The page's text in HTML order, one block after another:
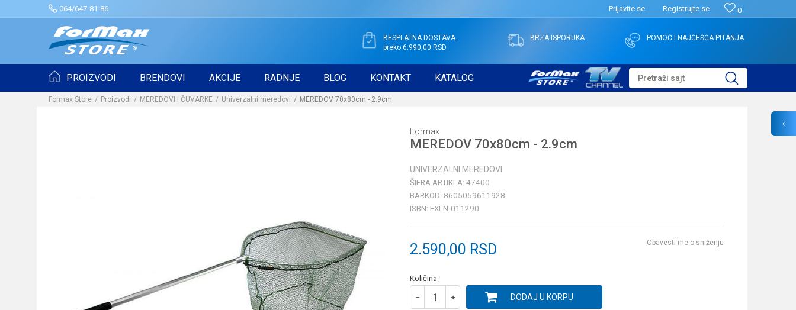
064/647-81-86 0
Prijavite se Registrujte se
BESPLATNA DOSTAVA
preko 6.990,00 RSD
BRZA ISPORUKA POMOĆ I NAJČEŠĆA PITANJA
PROIZVODI BRENDOVI AKCIJE RADNJE BLOG KONTAKT KATALOG Pretraži sajt
Formax Store Proizvodi MEREDOVI I ČUVARKE Univerzalni meredovi MEREDOV 70x80cm - 2.9cm
Formax
MEREDOV 70x80cm - 2.9cm
UNIVERZALNI MEREDOVI
ŠIFRA ARTIKLA: 47400
BARKOD: 8605059611928
ISBN: FXLN-011290
2.590,00 RSD Obavesti me o sniženju
Količina:
DODAJ U KORPU